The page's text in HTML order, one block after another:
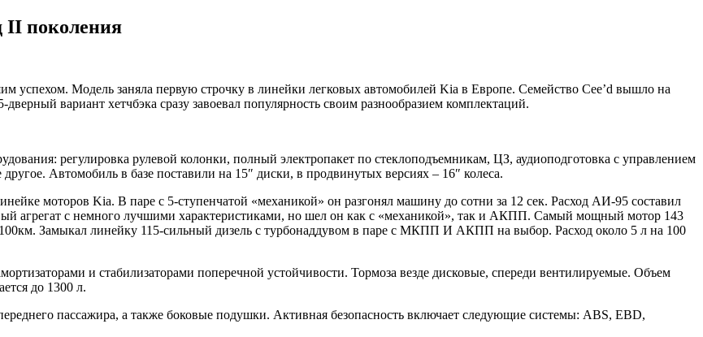
II поколения
успехом. Модель заняла первую строчку в линейки легковых автомобилей Kia в Европе. Семейство Cee’d вышло на
вариант хетчбэка сразу завоевал популярность своим разнообразием комплектаций.
регулировка рулевой колонки, полный электропакет по стеклоподъемникам, ЦЗ, аудиоподготовка с управлением
Автомобиль в базе поставили на 15″ диски, в продвинутых версиях – 16″ колеса.
моторов Kia. В паре с 5-ступенчатой «механикой» он разгонял машину до сотни за 12 сек. Расход АИ-95 составил
агрегат с немного лучшими характеристиками, но шел он как с «механикой», так и АКПП. Самый мощный мотор 143
Замыкал линейку 115-сильный дизель с турбонаддувом в паре с МКПП И АКПП на выбор. Расход около 5 л на 100
и стабилизаторами поперечной устойчивости. Тормоза везде дисковые, спереди вентилируемые. Объем
до 1300 л.
пассажира, а также боковые подушки. Активная безопасность включает следующие системы: ABS, EBD,